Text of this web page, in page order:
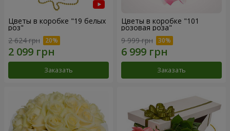
Цветы в коробке "19 белых
роз"
2 624 грн
Заказать
Цветы в коробке "101
розовая роза"
9 999 грн
Заказать